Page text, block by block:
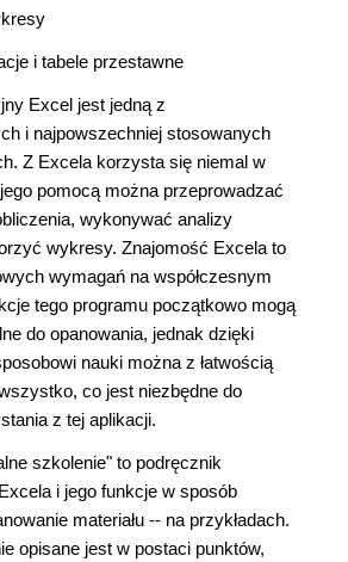
i tabele przestawne
Excel jest jedną z
i najpowszechniej stosowanych
Z Excela korzysta się niemal w
pomocą można przeprowadzać
wykonywać analizy
wykresy. Znajomość Excela to
wymagań na współczesnym
tego programu początkowo mogą
do opanowania, jednak dzięki
nauki można z łatwością
co jest niezbędne do
z tej aplikacji.
szkolenie" to podręcznik
i jego funkcje w sposób
materiału -- na przykładach.
opisane jest w postaci punktów,